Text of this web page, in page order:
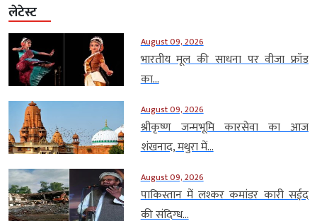
लेटेस्ट
August 09, 2026
भारतीय मूल की साधना पर वीजा फ्रॉड
का...
August 09, 2026
श्रीकृष्ण जन्मभूमि कारसेवा का आज
शंखनाद, मथुरा में...
August 09, 2026
पाकिस्तान में लश्कर कमांडर कारी सईद
की संदिग्ध...